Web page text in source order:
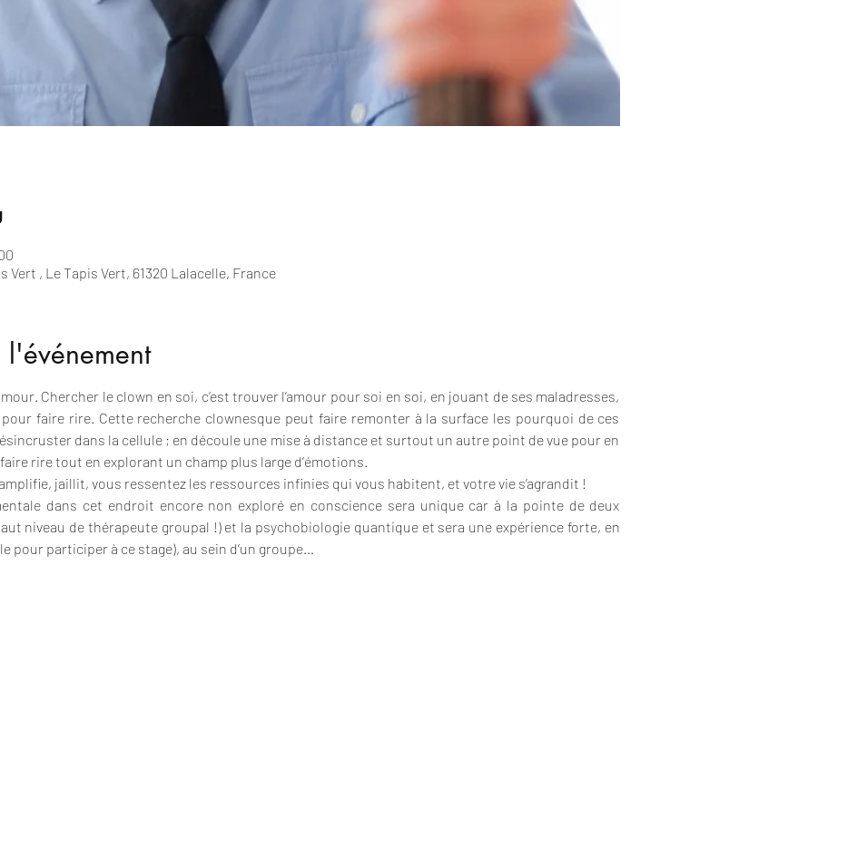
Vert , Le Tapis Vert, 61320 Lalacelle, France
Chercher le clown en soi, c’est trouver l’amour pour soi en soi, en jouant de ses maladresses,
faire rire. Cette recherche clownesque peut faire remonter à la surface les pourquoi de ces
dans la cellule ; en découle une mise à distance et surtout un autre point de vue pour en
rire tout en explorant un champ plus large d’émotions.
jaillit, vous ressentez les ressources infinies qui vous habitent, et votre vie s’agrandit !
dans cet endroit encore non exploré en conscience sera unique car à la pointe de deux
niveau de thérapeute groupal !) et la psychobiologie quantique et sera une expérience forte, en
pour participer à ce stage), au sein d’un groupe…